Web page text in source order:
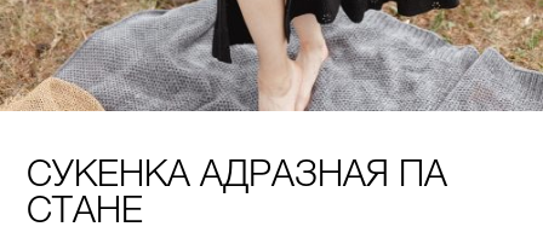
СУКЕНКА АДРАЗНАЯ ПА
СТАНЕ